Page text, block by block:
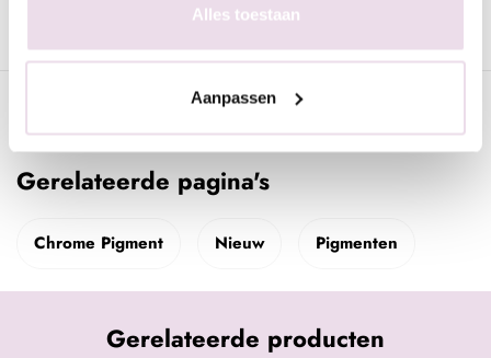
Alles toestaan
Aanpassen
- Lak af met Urban Nails Next Topgel en hard deze ui.
Gerelateerde pagina's
Chrome Pigment Nieuw Pigmenten
Gerelateerde producten